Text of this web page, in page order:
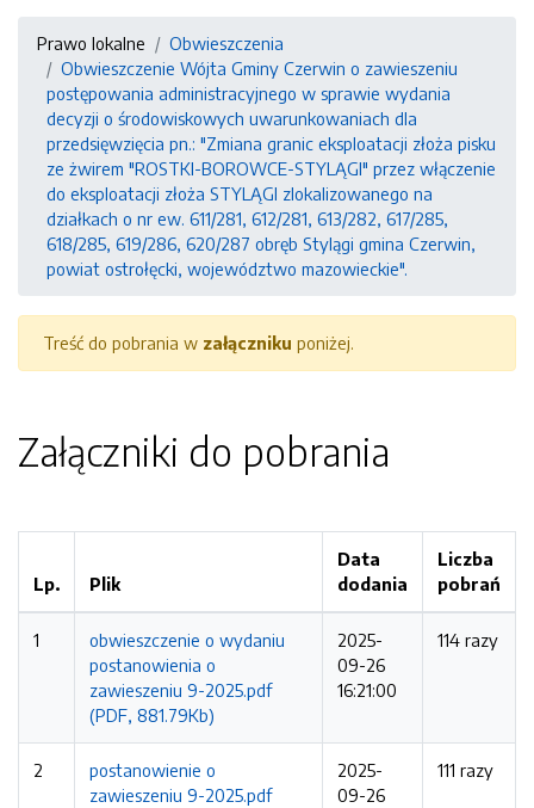
Prawo lokalne
Obwieszczenia
Obwieszczenie Wójta Gminy Czerwin o zawieszeniu
postępowania administracyjnego w sprawie wydania
decyzji o środowiskowych uwarunkowaniach dla
przedsięwzięcia pn.: "Zmiana granic eksploatacji złoża pisku
ze żwirem "ROSTKI-BOROWCE-STYLĄGl" przez włączenie
do eksploatacji złoża STYLĄGl zlokalizowanego na
działkach o nr ew. 611/281, 612/281, 613/282, 617/285,
618/285, 619/286, 620/287 obręb Stylągi gmina Czerwin,
powiat ostrołęcki, województwo mazowieckie".
Treść do pobrania w załączniku poniżej.
Załączniki do pobrania
Lp. Plik
Data
dodania
Liczba
pobrań
1
obwieszczenie o wydaniu
postanowienia o
zawieszeniu 9-2025.pdf
(PDF, 881.79Kb)
2025-
09-26
16:21:00
114 razy
2
postanowienie o
zawieszeniu 9-2025.pdf
2025-
09-26
111 razy